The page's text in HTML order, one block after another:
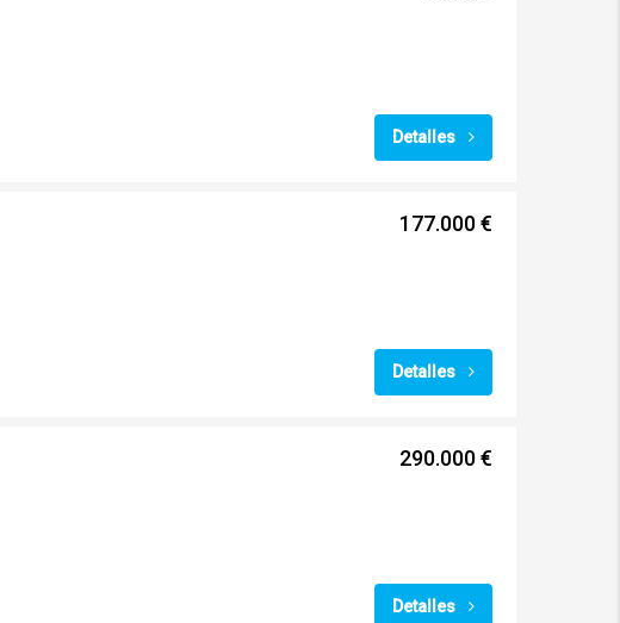
Detalles
177.000 €
Detalles
290.000 €
Detalles